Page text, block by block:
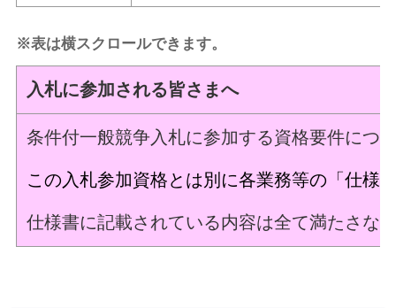
※表は横スクロールできます。
入札に参加される皆さまへ
条件付一般競争入札に参加する資格要件につ
この入札参加資格とは別に各業務等の「仕様
仕様書に記載されている内容は全て満たさな